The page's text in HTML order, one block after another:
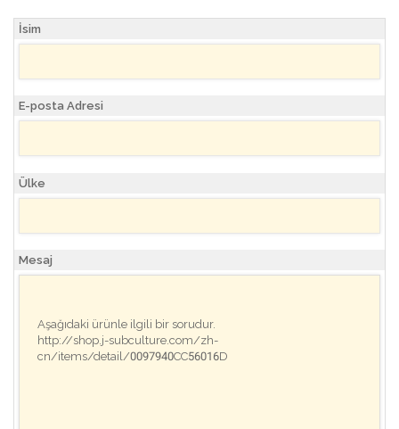
İsim
E-posta Adresi
Ülke
Mesaj